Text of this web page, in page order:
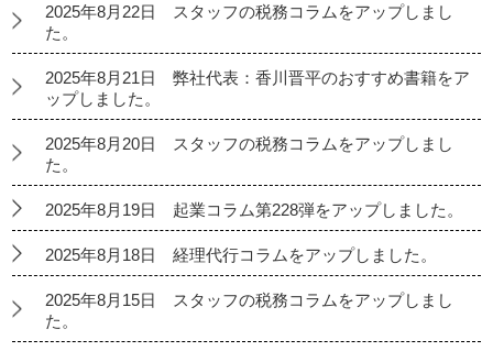
2025年8月22日 スタッフの税務コラムをアップしまし
た。
2025年8月21日 弊社代表：香川晋平のおすすめ書籍をア
ップしました。
2025年8月20日 スタッフの税務コラムをアップしまし
た。
2025年8月19日 起業コラム第228弾をアップしました。
2025年8月18日 経理代行コラムをアップしました。
2025年8月15日 スタッフの税務コラムをアップしまし
た。